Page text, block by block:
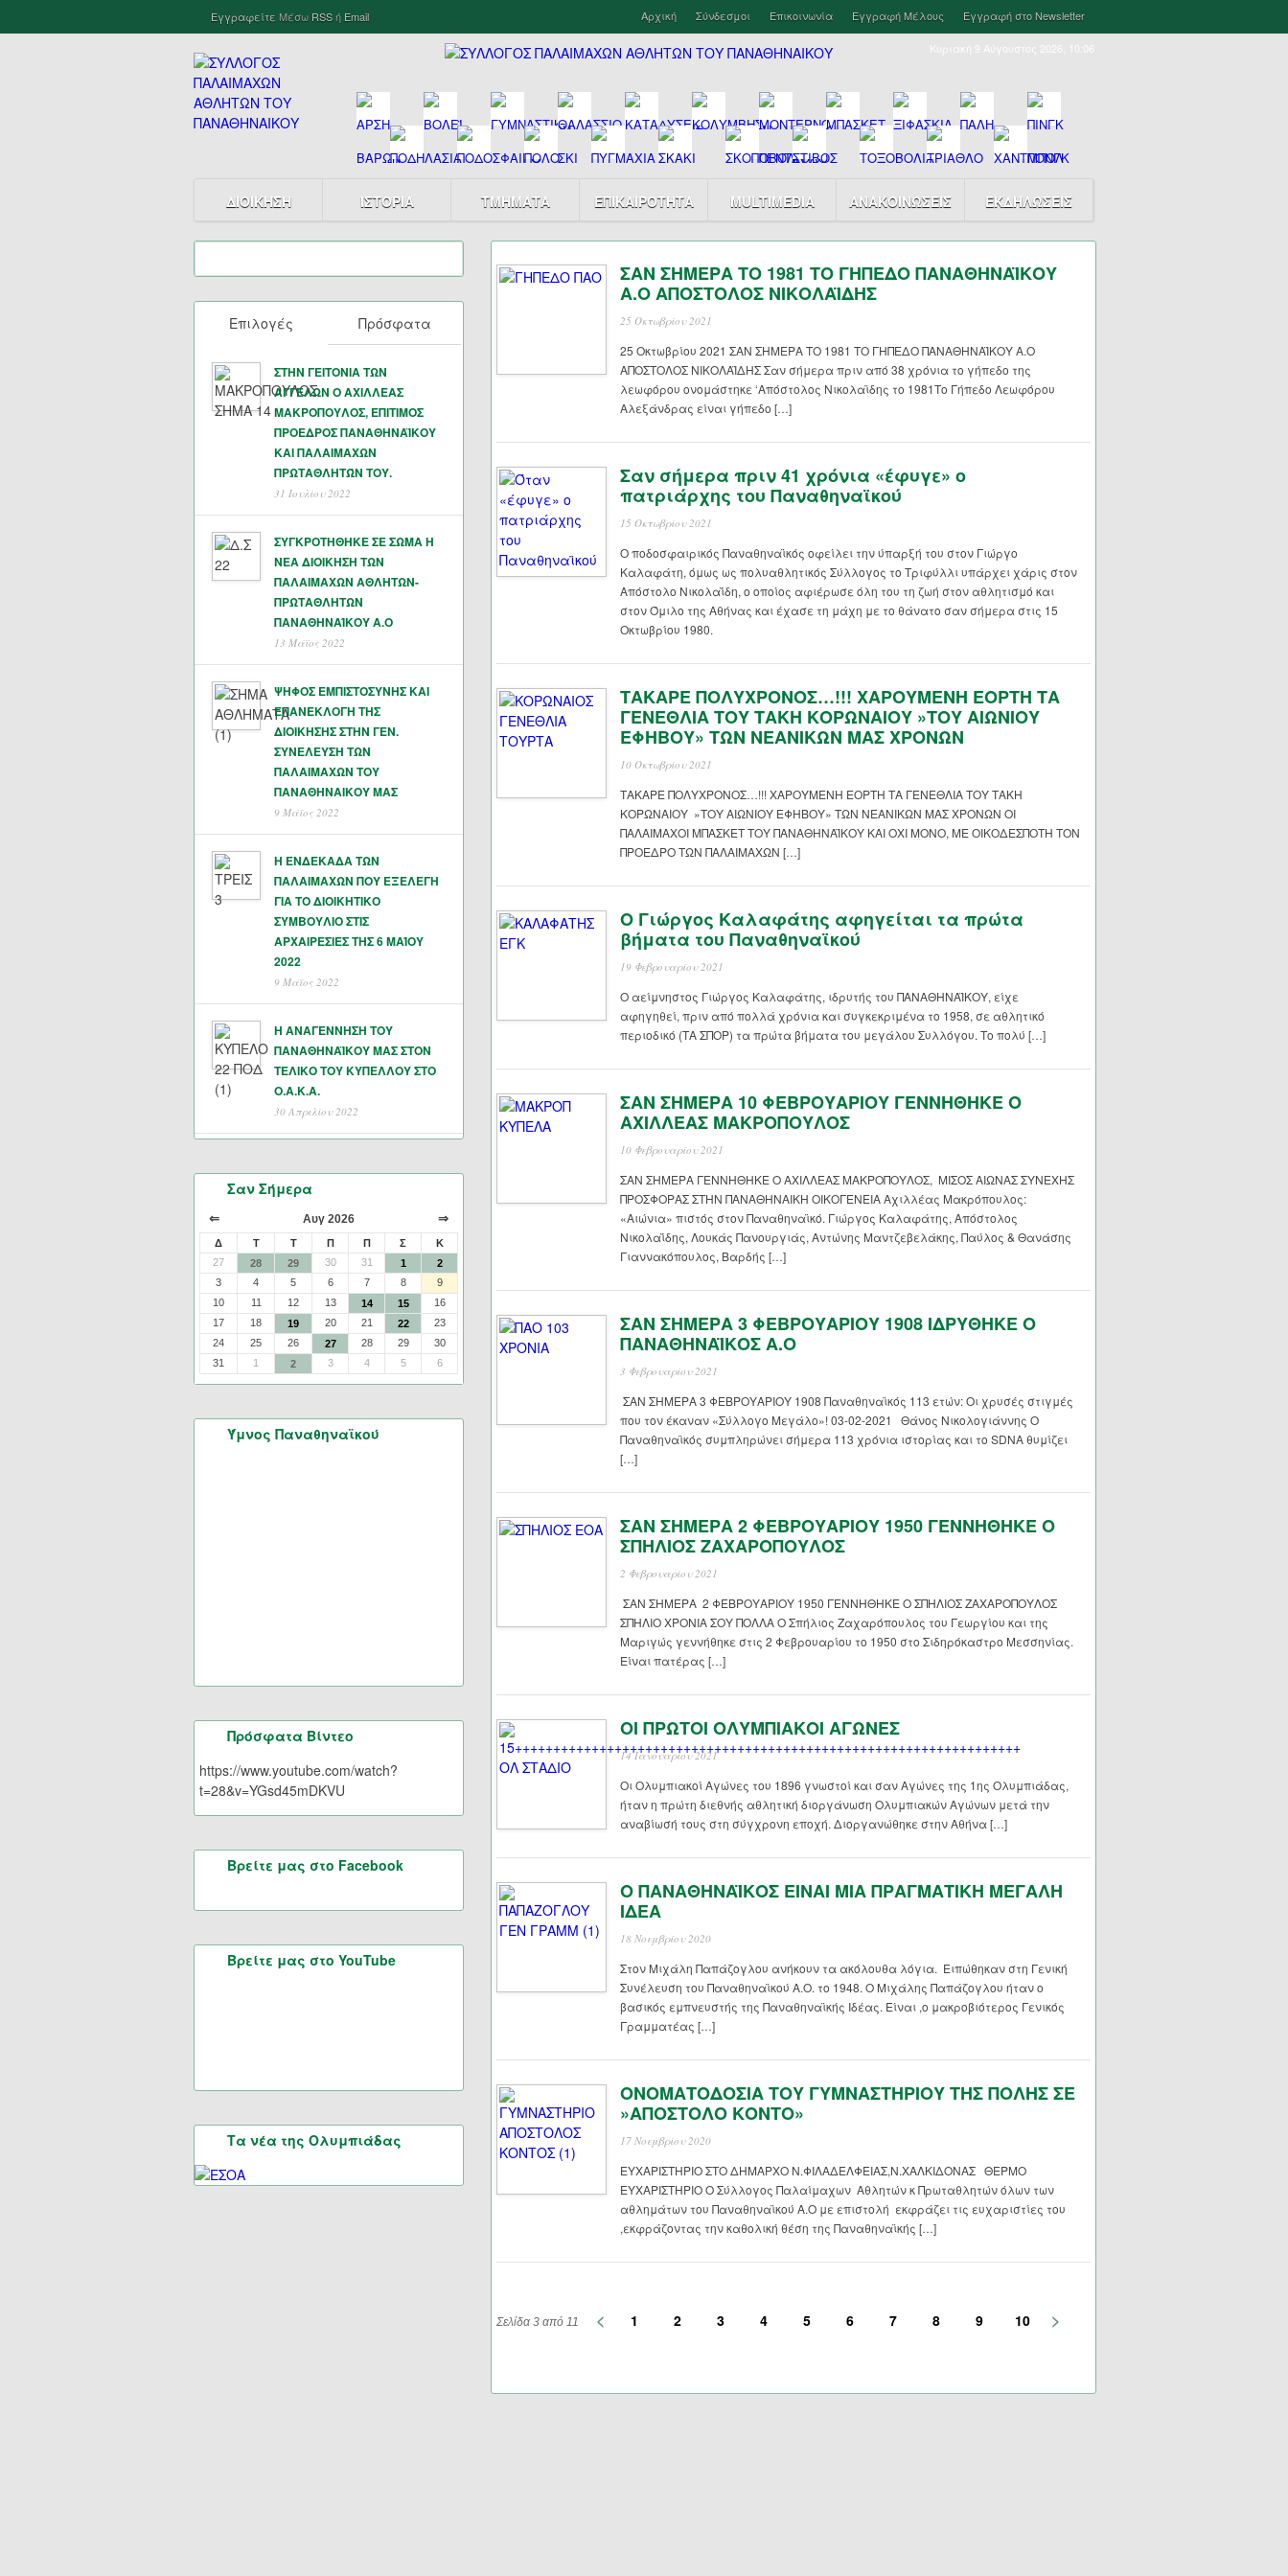
Εγγραφείτε Μέσω RSSή Email Αρχική Σύνδεσμοι Επικοινωνία Εγγραφή Μέλους Εγγραφή στο Newsletter
Κυριακή 9 Αύγουστος 2026, 10:06
ΔΙΟΙΚΗΣΗ ΙΣΤΟΡΙΑ ΤΜΗΜΑΤΑ ΕΠΙΚΑΙΡΟΤΗΤΑ MULTIMEDIA ΑΝΑΚΟΙΝΩΣΕΙΣ ΕΚΔΗΛΩΣΕΙΣ
Επιλογές Πρόσφατα
ΣΤΗΝ ΓΕΙΤΟΝΙΑ ΤΩΝ
ΑΓΓΕΛΩΝ Ο ΑΧΙΛΛΕΑΣ
ΜΑΚΡΟΠΟΥΛΟΣ, ΕΠΙΤΙΜΟΣ
ΠΡΟΕΔΡΟΣ ΠΑΝΑΘΗΝΑΪΚΟΥ
ΚΑΙ ΠΑΛΑΙΜΑΧΩΝ
ΠΡΩΤΑΘΛΗΤΏΝ ΤΟΥ.
31 Ιουλίου 2022
ΣΥΓΚΡΟΤΗΘΗΚΕ ΣΕ ΣΩΜΑ Η
ΝΕΑ ΔΙΟΙΚΗΣΗ ΤΩΝ
ΠΑΛΑΙΜΑΧΩΝ ΑΘΛΗΤΩΝ-
ΠΡΩΤΑΘΛΗΤΩΝ
ΠΑΝΑΘΗΝΑΊΚΟΥ Α.Ο
13 Μάϊος 2022
ΨΗΦΟΣ ΕΜΠΙΣΤΟΣΥΝΗΣ ΚΑΙ
ΕΠΑΝΕΚΛΟΓΗ ΤΗΣ
ΔΙΟΙΚΗΣΗΣ ΣΤΗΝ ΓΕΝ.
ΣΥΝΕΛΕΥΣΗ ΤΩΝ
ΠΑΛΑΙΜΑΧΩΝ ΤΟΥ
ΠΑΝΑΘΗΝΑΙΚΟΥ ΜΑΣ
9 Μάϊος 2022
Η ΕΝΔΕΚΑΔΑ ΤΩΝ
ΠΑΛΑΙΜΑΧΩΝ ΠΟΥ ΕΞΕΛΕΓΗ
ΓΙΑ ΤΟ ΔΙΟΙΚΗΤΙΚΟ
ΣΥΜΒΟΥΛΙΟ ΣΤΙΣ
ΑΡΧΑΙΡΕΣΙΕΣ ΤΗΣ 6 ΜΑΊΟΥ
2022
9 Μάϊος 2022
Η ΑΝΑΓΕΝΝΗΣΗ ΤΟΥ
ΠΑΝΑΘΗΝΑΪΚΟΥ ΜΑΣ ΣΤΟΝ
ΤΕΛΙΚΟ ΤΟΥ ΚΥΠΕΛΛΟΥ ΣΤΟ
Ο.Α.Κ.Α.
30 Απριλίου 2022
Σαν Σήμερα
⇐ Αυγ 2026 ⇒
Δ Τ Τ Π Π Σ
Κ
27
28 29 30 31 1
2
3
4 5 6 7 8
9
10
11 12 13 14 15
16
17
18 19 20 21 22
23
24
25 26 27 28 29
30
31
1 2 3 4 5 6
Ύμνος Παναθηναϊκού
Πρόσφατα Βίντεο
https://www.youtube.com/watch?
t=28&v=YGsd45mDKVU
Βρείτε μας στο Facebook
Βρείτε μας στο YouTube
Τα νέα της Ολυμπιάδας
ΣΑΝ ΣΗΜΕΡΑ ΤΟ 1981 ΤΟ ΓΗΠΕΔΟ ΠΑΝΑΘΗΝΑΪΚΟΥ
Α.Ο ΑΠΟΣΤΟΛΟΣ ΝΙΚΟΛΑΪΔΗΣ
25 Οκτωβρίου 2021
25 Οκτωβρίου 2021 ΣΑΝ ΣΗΜΕΡΑ ΤΟ 1981 ΤΟ ΓΗΠΕΔΟ ΠΑΝΑΘΗΝΑΪΚΟΥ Α.Ο
ΑΠΟΣΤΟΛΟΣ ΝΙΚΟΛΑΪΔΗΣ Σαν σήμερα πριν από 38 χρόνια το γήπεδο της
λεωφόρου ονομάστηκε ‘Απόστολος Νικολαϊδης το 1981Το Γήπεδο Λεωφόρου
Αλεξάνδρας είναι γήπεδο […]
Σαν σήμερα πριν 41 χρόνια «έφυγε» ο
πατριάρχης του Παναθηναϊκού
15 Οκτωβρίου 2021
Ο ποδοσφαιρικός Παναθηναϊκός οφείλει την ύπαρξή του στον Γιώργο
Καλαφάτη, όμως ως πολυαθλητικός Σύλλογος το Τριφύλλι υπάρχει χάρις στον
Απόστολο Νικολαΐδη, ο οποίος αφιέρωσε όλη του τη ζωή στον αθλητισμό και
στον Όμιλο της Αθήνας και έχασε τη μάχη με το θάνατο σαν σήμερα στις 15
Οκτωβρίου 1980.
ΤΑΚΑΡΕ ΠΟΛΥΧΡΟΝΟΣ…!!! ΧΑΡΟΥΜΕΝΗ ΕΟΡΤΗ ΤΑ
ΓΕΝΕΘΛΙΑ ΤΟΥ ΤΑΚΗ ΚΟΡΩΝΑΙΟΥ »ΤΟΥ ΑΙΩΝΙΟΥ
ΕΦΗΒΟΥ» ΤΩΝ ΝΕΑΝΙΚΩΝ ΜΑΣ ΧΡΟΝΩΝ
10 Οκτωβρίου 2021
ΤΑΚΑΡΕ ΠΟΛΥΧΡΟΝΟΣ…!!! ΧΑΡΟΥΜΕΝΗ ΕΟΡΤΗ ΤΑ ΓΕΝΕΘΛΙΑ ΤΟΥ ΤΑΚΗ
ΚΟΡΩΝΑΙΟΥ »ΤΟΥ ΑΙΩΝΙΟΥ ΕΦΗΒΟΥ» ΤΩΝ ΝΕΑΝΙΚΩΝ ΜΑΣ ΧΡΟΝΩΝ ΟΙ
ΠΑΛΑΙΜΑΧΟΙ ΜΠΑΣΚΕΤ ΤΟΥ ΠΑΝΑΘΗΝΑΪΚΟΥ ΚΑΙ ΟΧΙ ΜΟΝΟ, ΜΕ ΟΙΚΟΔΕΣΠΟΤΗ ΤΟΝ
ΠΡΟΕΔΡΟ ΤΩΝ ΠΑΛΑΙΜΑΧΩΝ […]
Ο Γιώργος Καλαφάτης αφηγείται τα πρώτα
βήματα του Παναθηναϊκού
19 Φεβρουαρίου 2021
Ο αείμνηστος Γιώργος Καλαφάτης, ιδρυτής του ΠΑΝΑΘΗΝΑΪΚΟΥ, είχε
αφηγηθεί, πριν από πολλά χρόνια και συγκεκριμένα το 1958, σε αθλητικό
περιοδικό (ΤΑ ΣΠΟΡ) τα πρώτα βήματα του μεγάλου Συλλόγου. Το πολύ […]
ΣΑΝ ΣΗΜΕΡΑ 10 ΦΕΒΡΟΥΑΡΙΟΥ ΓΕΝΝΗΘΗΚΕ Ο
ΑΧΙΛΛΕΑΣ ΜΑΚΡΟΠΟΥΛΟΣ
10 Φεβρουαρίου 2021
ΣΑΝ ΣΗΜΕΡΑ ΓΕΝΝΗΘΗΚΕ Ο ΑΧΙΛΛΕΑΣ ΜΑΚΡΟΠΟΥΛΟΣ, ΜΙΣΟΣ ΑΙΩΝΑΣ ΣΥΝΕΧΗΣ
ΠΡΟΣΦΟΡΑΣ ΣΤΗΝ ΠΑΝΑΘΗΝΑΙΚΗ ΟΙΚΟΓΕΝΕΙΑ Αχιλλέας Μακρόπουλος:
«Αιώνια» πιστός στον Παναθηναϊκό. Γιώργος Καλαφάτης, Απόστολος
Νικολαΐδης, Λουκάς Πανουργιάς, Αντώνης Μαντζεβελάκης, Παύλος & Θανάσης
Γιαννακόπουλος, Βαρδής […]
ΣΑΝ ΣΗΜΕΡΑ 3 ΦΕΒΡΟΥΑΡΙΟΥ 1908 ΙΔΡΥΘΗΚΕ Ο
ΠΑΝΑΘΗΝΑΪΚΟΣ Α.Ο
3 Φεβρουαρίου 2021
ΣΑΝ ΣΗΜΕΡΑ 3 ΦΕΒΡΟΥΑΡΙΟΥ 1908 Παναθηναϊκός 113 ετών: Οι χρυσές στιγμές
που τον έκαναν «Σύλλογο Μεγάλο»! 03-02-2021 Θάνος Νικολογιάννης Ο
Παναθηναϊκός συμπληρώνει σήμερα 113 χρόνια ιστορίας και το SDNA θυμίζει
[…]
ΣΑΝ ΣΗΜΕΡΑ 2 ΦΕΒΡΟΥΑΡΙΟΥ 1950 ΓΕΝΝΗΘΗΚΕ Ο
ΣΠΗΛΙΟΣ ΖΑΧΑΡΟΠΟΥΛΟΣ
2 Φεβρουαρίου 2021
ΣΑΝ ΣΗΜΕΡΑ 2 ΦΕΒΡΟΥΑΡΙΟΥ 1950 ΓΕΝΝΗΘΗΚΕ Ο ΣΠΗΛΙΟΣ ΖΑΧΑΡΟΠΟΥΛΟΣ
ΣΠΗΛΙΟ ΧΡΟΝΙΑ ΣΟΥ ΠΟΛΛΑ Ο Σπήλιος Ζαχαρόπουλος του Γεωργίου και της
Μαριγώς γεννήθηκε στις 2 Φεβρουαρίου το 1950 στο Σιδηρόκαστρο Μεσσηνίας.
Είναι πατέρας […]
ΟΙ ΠΡΩΤΟΙ ΟΛΥΜΠΙΑΚΟΙ ΑΓΩΝΕΣ
14 Ιανουαρίου 2021
Οι Ολυμπιακοί Αγώνες του 1896 γνωστοί και σαν Αγώνες της 1ης Ολυμπιάδας,
ήταν η πρώτη διεθνής αθλητική διοργάνωση Ολυμπιακών Αγώνων μετά την
αναβίωσή τους στη σύγχρονη εποχή. Διοργανώθηκε στην Αθήνα […]
Ο ΠΑΝΑΘΗΝΑΪΚΟΣ ΕΙΝΑΙ ΜΙΑ ΠΡΑΓΜΑΤΙΚΗ ΜΕΓΑΛΗ
ΙΔΕΑ
18 Νοεμβρίου 2020
Στον Μιχάλη Παπάζογλου ανήκουν τα ακόλουθα λόγια. Ειπώθηκαν στη Γενική
Συνέλευση του Παναθηναϊκού Α.Ο. το 1948. Ο Μιχάλης Παπάζογλου ήταν ο
βασικός εμπνευστής της Παναθηναϊκής Ιδέας. Είναι ,ο μακροβιότερος Γενικός
Γραμματέας […]
ΟΝΟΜΑΤΟΔΟΣΙΑ ΤΟΥ ΓΥΜΝΑΣΤΗΡΙΟΥ ΤΗΣ ΠΟΛΗΣ ΣΕ
»ΑΠΟΣΤΟΛΟ ΚΟΝΤΟ»
17 Νοεμβρίου 2020
ΕΥΧΑΡΙΣΤΗΡΙΟ ΣΤΟ ΔΗΜΑΡΧΟ Ν.ΦΙΛΑΔΕΛΦΕΙΑΣ,Ν.ΧΑΛΚΙΔΟΝΑΣ ΘΕΡΜΟ
ΕΥΧΑΡΙΣΤΗΡΙΟ Ο Σύλλογος Παλαίμαχων Αθλητών κ Πρωταθλητών όλων των
αθλημάτων του Παναθηναϊκού Α.Ο με επιστολή εκφράζει τις ευχαριστίες του
,εκφράζοντας την καθολική θέση της Παναθηναϊκής […]
Σελίδα 3 από 11 < 1 2 3 4 5 6 7 8 9 10 >